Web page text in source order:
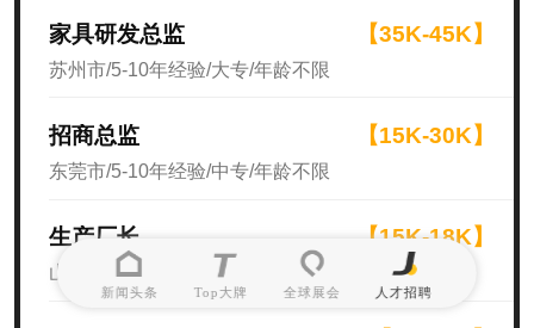
家具研发总监 【35K-45K】
苏州市/5-10年经验/大专/年龄不限
招商总监 【15K-30K】
东莞市/5-10年经验/中专/年龄不限
生产厂长 【15K-18K】
山东省/10年以上经验/高中/年龄不限
新闻头条 Top大牌 全球展会 人才招聘